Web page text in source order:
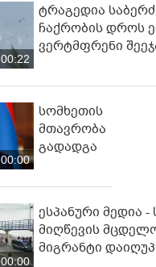
00:22
ტრაგედია
ჩაქრობის დროს
ვერტმფრენი
00:00
სომხეთის
მთავრობა
გადადგა
00:00
ესპანური მედია -
მიღწევის
მიგრანტი